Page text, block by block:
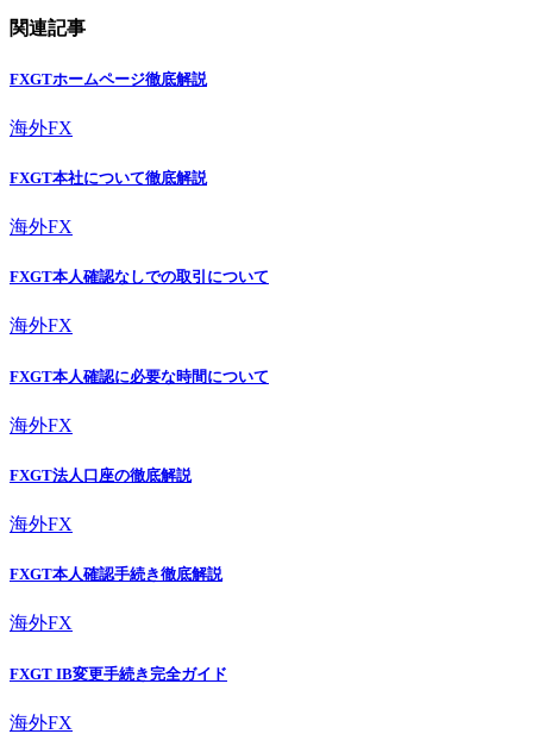
関連記事
FXGTホームページ徹底解説
海外FX
FXGT本社について徹底解説
海外FX
FXGT本人確認なしでの取引について
海外FX
FXGT本人確認に必要な時間について
海外FX
FXGT法人口座の徹底解説
海外FX
FXGT本人確認手続き徹底解説
海外FX
FXGT IB変更手続き完全ガイド
海外FX